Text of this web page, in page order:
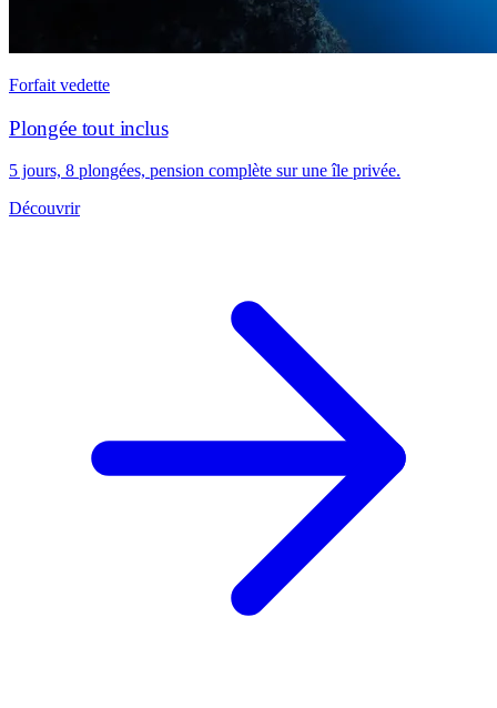
Forfait vedette
Plongée tout inclus
5 jours, 8 plongées, pension complète sur une île privée.
Découvrir